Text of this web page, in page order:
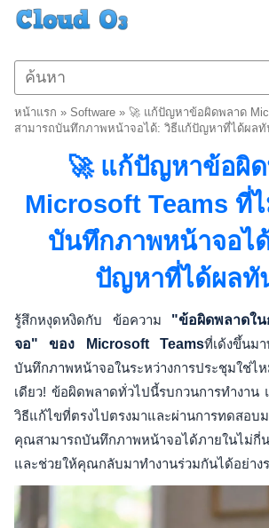
หน้าแรก » Software » 🚀 แก้ปัญหาข้อผิดพลาด
สามารถบันทึกภาพหน้าจอได้: วิธีแก้ปัญหาที่ได้ผล
🚀 แก้ปัญหาข้อผิ
Microsoft Teams ที่
บันทึกภาพหน้าจอไ
ปัญหาที่ได้ผลทั
รู้สึกหงุดหงิดกับ ข้อความ "ข้อผิดพลาดใ
จอ" ของ Microsoft Teamsที่เด้งขึ้นม
บันทึกภาพหน้าจอในระหว่างการประชุมใช่
เดียว! ข้อผิดพลาดทั่วไปนี้รบกวนการทำงาน
วิธีแก้ไขที่ตรงไปตรงมาและผ่านการทดสอ
คุณสามารถบันทึกภาพหน้าจอได้ภายในไม่กี่น
และช่วยให้คุณกลับมาทำงานร่วมกันได้อย่าง